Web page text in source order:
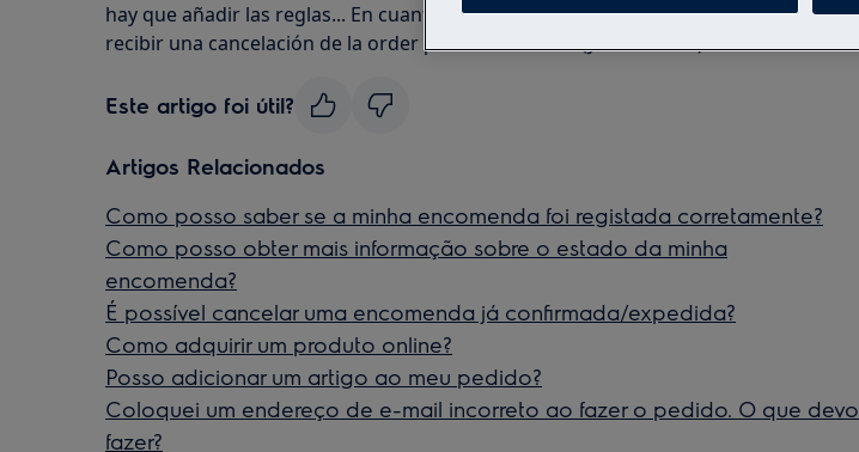
hay que añadir las reglas... En cuanto al transporte, el propio transportista deberá
recibir una cancelación de la order por nuestro lado (Javier Prieto)
Este artigo foi útil?
Artigos Relacionados
Como posso saber se a minha encomenda foi registada corretamente?
Como posso obter mais informação sobre o estado da minha
encomenda?
É possível cancelar uma encomenda já confirmada/expedida?
Como adquirir um produto online?
Posso adicionar um artigo ao meu pedido?
Coloquei um endereço de e-mail incorreto ao fazer o pedido. O que devo
fazer?